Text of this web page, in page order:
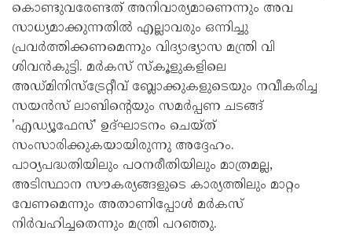
കൊണ്ടുവരേണ്ടത് അനിവാര്യമാണെന്നും അവ
സാധ്യമാക്കുന്നതിൽ എല്ലാവരും ഒന്നിച്ചു
പ്രവർത്തിക്കണമെന്നും വിദ്യാഭ്യാസ മന്ത്രി വി
ശിവൻകുട്ടി. മർകസ് സ്കൂളുകളിലെ
അഡ്മിനിസ്‌ട്രേറ്റീവ് ബ്ലോക്കുകളുടെയും നവീകരിച്ച
സയൻസ് ലാബിന്റെയും സമർപ്പണ ചടങ്ങ്
'എഡ്യൂഫേസ്' ഉദ്ഘാടനം ചെയ്ത്
സംസാരിക്കുകയായിരുന്നു അദ്ദേഹം.
പാഠ്യപദ്ധതിയിലും പഠനരീതിയിലും മാത്രമല്ല,
അടിസ്ഥാന സൗകര്യങ്ങളുടെ കാര്യത്തിലും മാറ്റം
വേണമെന്നും അതാണിപ്പോൾ മർകസ്
നിർവഹിച്ചതെന്നും മന്ത്രി പറഞ്ഞു.